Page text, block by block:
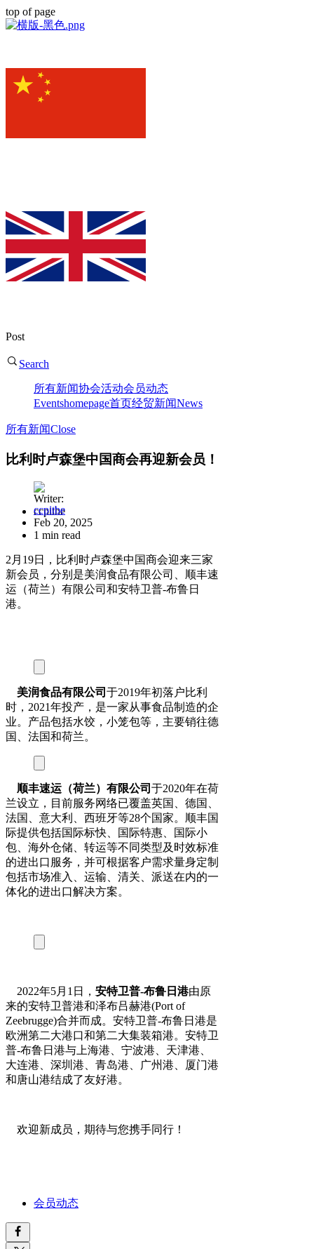
top of page
Post
Search
所有新闻协会活动会员动态
Eventshomepage首页经贸新闻News
所有新闻Close
比利时卢森堡中国商会再迎新会员！
ccpitbe
Feb 20, 2025
1 min read
2月19日，比利时卢森堡中国商会迎来三家
新会员，分别是美润食品有限公司、顺丰速
运（荷兰）有限公司和安特卫普-布鲁日
港。
美润食品有限公司 于2019年初落户比利
时，2021年投产，是一家从事食品制造的企
业。产品包括水饺，小笼包等，主要销往德
国、法国和荷兰。
顺丰速运（荷兰）有限公司 于2020年在荷
兰设立，目前服务网络已覆盖英国、德国、
法国、意大利、西班牙等28个国家。顺丰国
际提供包括国际标快、国际特惠、国际小
包、海外仓储、转运等不同类型及时效标准
的进出口服务，并可根据客户需求量身定制
包括市场准入、运输、清关、派送在内的一
体化的进出口解决方案。
2022年5月1日， 安特卫普-布鲁日港由原
来的安特卫普港和泽布吕赫港(Port of
Zeebrugge)合并而成。安特卫普-布鲁日港是
欧洲第二大港口和第二大集装箱港。安特卫
普-布鲁日港与上海港、宁波港、天津港、
大连港、深圳港、青岛港、广州港、厦门港
和唐山港结成了友好港。
欢迎新成员，期待与您携手同行！
会员动态